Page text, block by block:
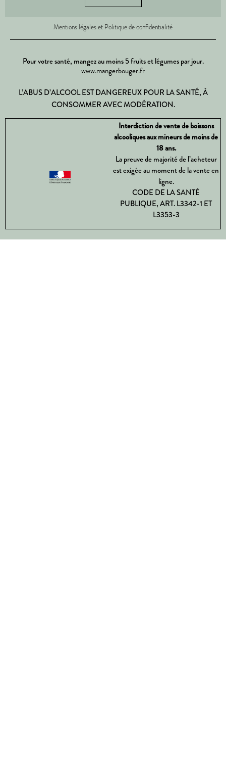
Mentions légales et Politique de confidentialité
Pour votre santé, mangez au moins 5 fruits et légumes par jour.
www.mangerbouger.fr
L’ABUS D’ALCOOL EST DANGEREUX POUR LA SANTÉ, À
CONSOMMER AVEC MODÉRATION.
Interdiction de vente de boissons
alcooliques aux mineurs de moins de
18 ans.
La preuve de majorité de l’acheteur
est exigée au moment de la vente en
ligne.
CODE DE LA SANTÉ
PUBLIQUE, ART. L3342-1 ET
L3353-3